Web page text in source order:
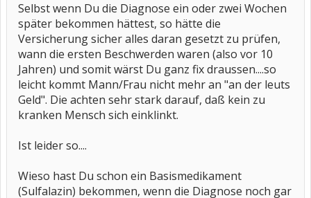
Selbst wenn Du die Diagnose ein oder zwei Wochen
später bekommen hättest, so hätte die
Versicherung sicher alles daran gesetzt zu prüfen,
wann die ersten Beschwerden waren (also vor 10
Jahren) und somit wärst Du ganz fix draussen....so
leicht kommt Mann/Frau nicht mehr an "an der leuts
Geld". Die achten sehr stark darauf, daß kein zu
kranken Mensch sich einklinkt.
Ist leider so....
Wieso hast Du schon ein Basismedikament
(Sulfalazin) bekommen, wenn die Diagnose noch gar